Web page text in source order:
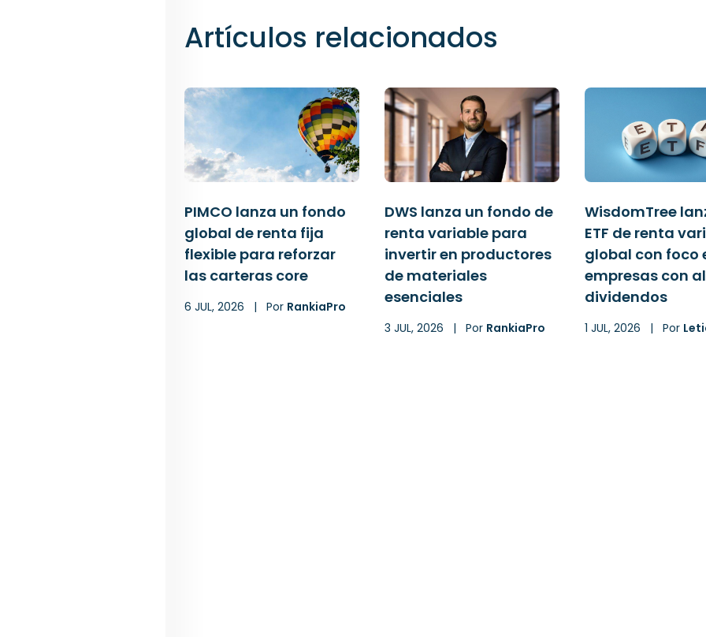
Artículos relacionados
PIMCO lanza un fondo
global de renta fija
flexible para reforzar
las carteras core
6 JUL, 2026 | Por RankiaPro
DWS lanza un fondo de
renta variable para
invertir en productores
de materiales
esenciales
3 JUL, 2026 | Por RankiaPro
WisdomTree
ETF de renta
global con foco
empresas con
dividendos
1 JUL, 2026 | Por